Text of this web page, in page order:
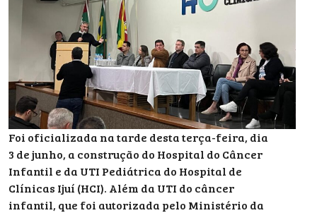
Foi oficializada na tarde desta terça-feira, dia
3 de junho, a construção do Hospital do Câncer
Infantil e da UTI Pediátrica do Hospital de
Clínicas Ijuí (HCI). Além da UTI do câncer
infantil, que foi autorizada pelo Ministério da